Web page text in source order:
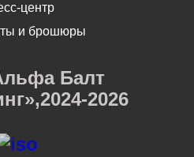
центр
и брошюры
Балт
2026